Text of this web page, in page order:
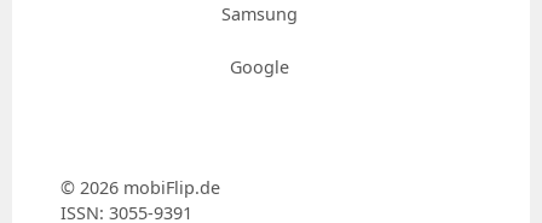
Samsung
Google
© 2026 mobiFlip.de
ISSN: 3055-9391